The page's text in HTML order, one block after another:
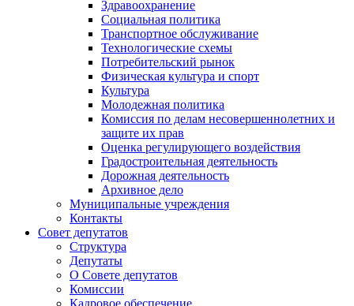
Здравоохранение
Социальная политика
Транспортное обслуживание
Технологические схемы
Потребительский рынок
Физическая культура и спорт
Культура
Молодежная политика
Комиссия по делам несовершеннолетних и
защите их прав
Оценка регулирующего воздействия
Градостроительная деятельность
Дорожная деятельность
Архивное дело
Муниципальные учреждения
Контакты
Совет депутатов
Структура
Депутаты
О Совете депутатов
Комиссии
Кадровое обеспечение